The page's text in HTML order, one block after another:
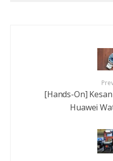
[Hands-On]
Huawei